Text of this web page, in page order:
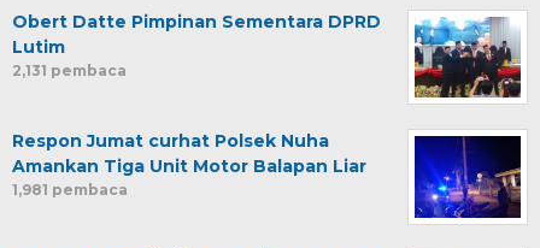
Obert Datte Pimpinan Sementara DPRD
Lutim
2,131 pembaca
Respon Jumat curhat Polsek Nuha
Amankan Tiga Unit Motor Balapan Liar
1,981 pembaca